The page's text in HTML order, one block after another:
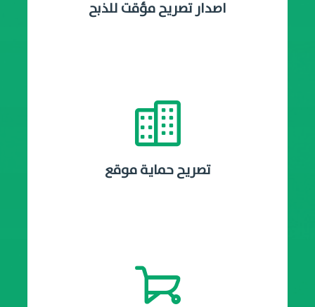
اصدار تصريح مؤقت للذبح
تصريح حماية موقع